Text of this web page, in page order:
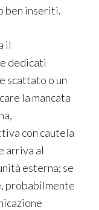
ben inseriti.
il
dedicati
scattato o un
la mancata
con cautela
arriva al
esterna; se
probabilmente